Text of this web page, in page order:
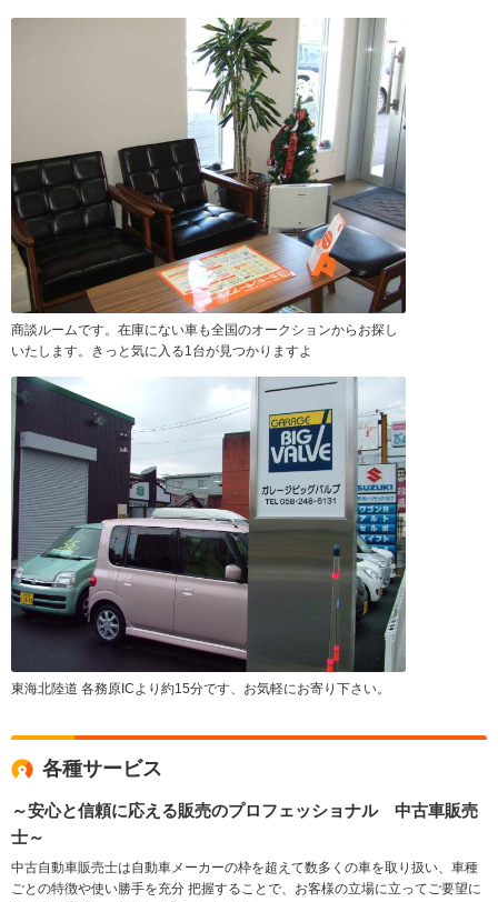
商談ルームです。在庫にない車も全国のオークションからお探し
いたします。きっと気に入る1台が見つかりますよ
東海北陸道 各務原ICより約15分です、お気軽にお寄り下さい。
各種サービス
～安心と信頼に応える販売のプロフェッショナル 中古車販売
士～
中古自動車販売士は自動車メーカーの枠を超えて数多くの車を取り扱い、車種
ごとの特徴や使い勝手を充分 把握することで、お客様の立場に立ってご要望に